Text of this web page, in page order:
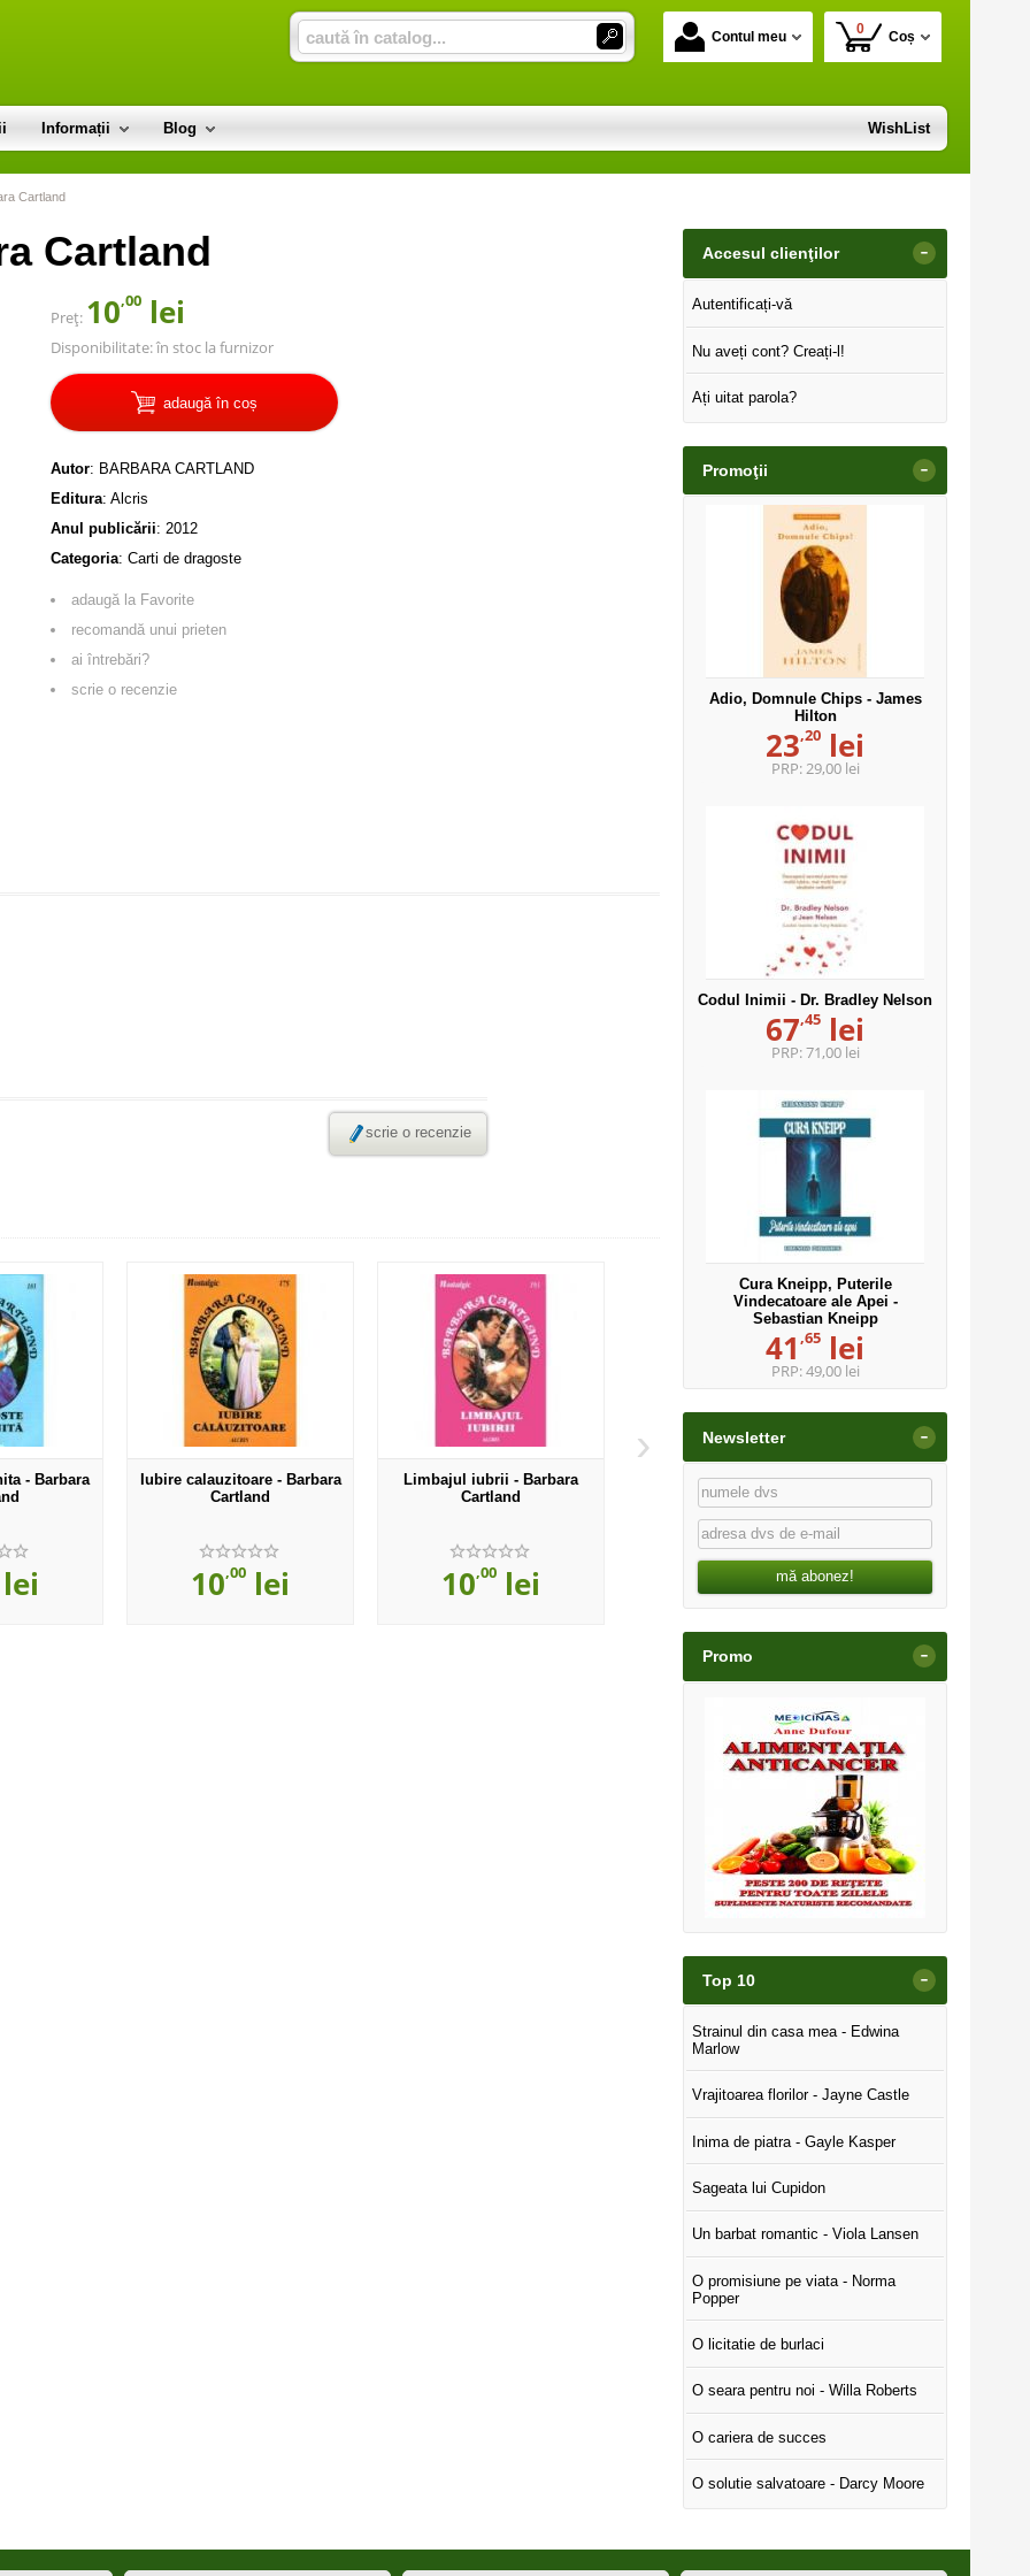
Contul meu 0 Coș
Informații Blog WishList
Cartland
Cartland
Preț: 10,00 lei
Disponibilitate:în stoc la furnizor
adaugă în coș
Autor: BARBARA CARTLAND
Editura: Alcris
Anul publicării: 2012
Categoria: Carti de dragoste
adaugă la Favorite
recomandă unui prieten
ai întrebări?
scrie o recenzie
scrie o recenzie
- Barbara
lei
Iubire calauzitoare - Barbara
Cartland
10,00 lei
Limbajul iubrii - Barbara
Cartland
10,00 lei
Cheile iubirii - Barbara Cartland
10 lei
Capriciile iubirii -
›
Accesul clienţilor -
Autentificați-vă
Nu aveți cont? Creați-l!
Ați uitat parola?
Promoţii -
Adio, Domnule Chips - James
Hilton
23,20 lei
PRP:29,00 lei
Codul Inimii - Dr. Bradley Nelson
67,45 lei
PRP:71,00 lei
Cura Kneipp, Puterile
Vindecatoare ale Apei -
Sebastian Kneipp
41 ,65 lei
PRP:49,00 lei
Newsletter -
mă abonez!
Promo -
Top 10 -
Strainul din casa mea - Edwina
Marlow
Vrajitoarea florilor - Jayne Castle
Inima de piatra - Gayle Kasper
Sageata lui Cupidon
Un barbat romantic - Viola Lansen
O promisiune pe viata - Norma
Popper
O licitatie de burlaci
O seara pentru noi - Willa Roberts
O cariera de succes
O solutie salvatoare - Darcy Moore